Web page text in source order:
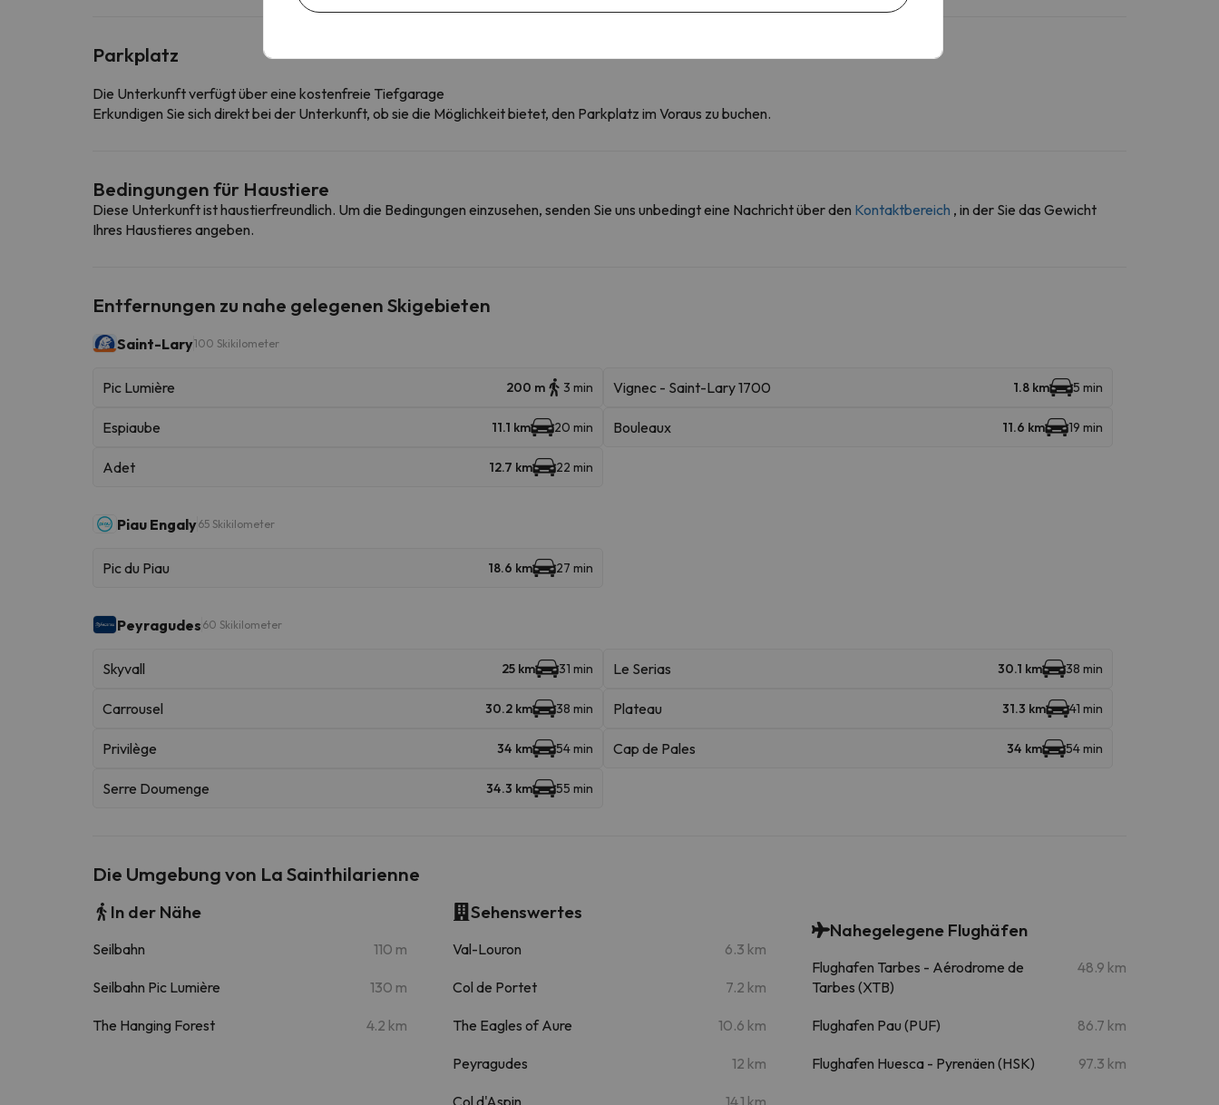
Parkplatz
Die Unterkunft verfügt über eine kostenfreie Tiefgarage
Erkundigen Sie sich direkt bei der Unterkunft, ob sie die Möglichkeit bietet, den Parkplatz im Voraus zu buchen.
Bedingungen für Haustiere
Diese Unterkunft ist haustierfreundlich. Um die Bedingungen einzusehen, senden Sie uns unbedingt eine Nachricht über den Kontaktbereich , in der Sie das Gewicht
Ihres Haustieres angeben.
Entfernungen zu nahe gelegenen Skigebieten
Saint-Lary100 Skikilometer
Pic Lumière 200 m 3 min Vignec - Saint-Lary 1700 1.8 km 5 min
Espiaube 11.1 km 20 min Bouleaux 11.6 km 19 min
Adet 12.7 km 22 min
Piau Engaly65 Skikilometer
Pic du Piau 18.6 km 27 min
Peyragudes 60 Skikilometer
Skyvall 25 km 31 min Le Serias 30.1 km 38 min
Carrousel 30.2 km 38 min Plateau 31.3 km 41 min
Privilège 34 km 54 min Cap de Pales 34 km 54 min
Serre Doumenge 34.3 km 55 min
Die Umgebung von La Sainthilarienne
In der Nähe
Seilbahn 110 m
Seilbahn Pic Lumière 130 m
The Hanging Forest 4.2 km
Sehenswertes
Val-Louron 6.3 km
Col de Portet 7.2 km
The Eagles of Aure 10.6 km
Peyragudes 12 km
Col d'Aspin 14.1 km
Nahegelegene Flughäfen
Flughafen Tarbes - Aérodrome de
Tarbes (XTB)
48.9 km
Flughafen Pau (PUF) 86.7 km
Flughafen Huesca - Pyrenäen (HSK) 97.3 km